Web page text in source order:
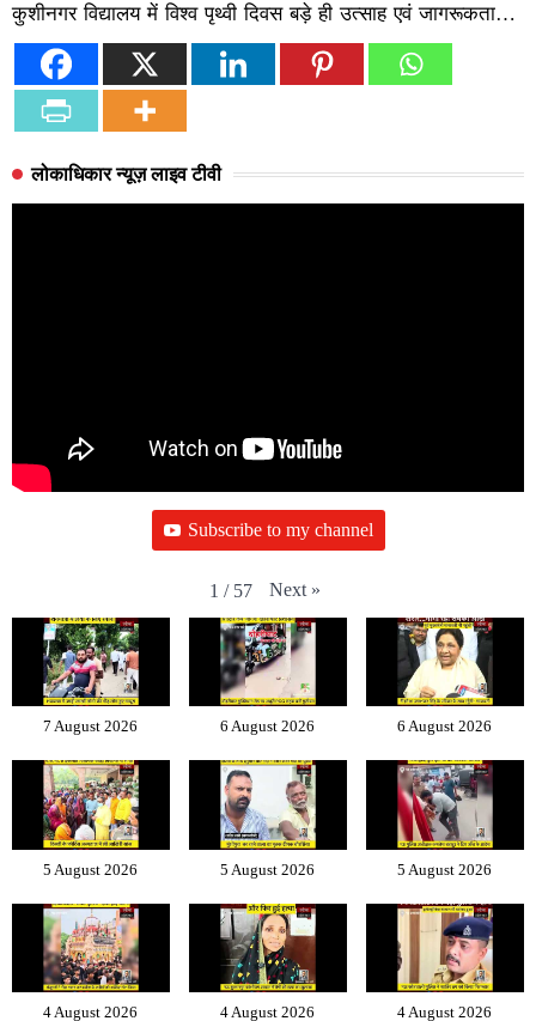
कुशीनगर विद्यालय में विश्व पृथ्वी दिवस बड़े ही उत्साह एवं जागरूकता…
लोकाधिकार न्यूज़ लाइव टीवी
Subscribe to my channel
1 / 57 Next »
7 August 2026 6 August 2026 6 August 2026
5 August 2026 5 August 2026 5 August 2026
4 August 2026 4 August 2026 4 August 2026